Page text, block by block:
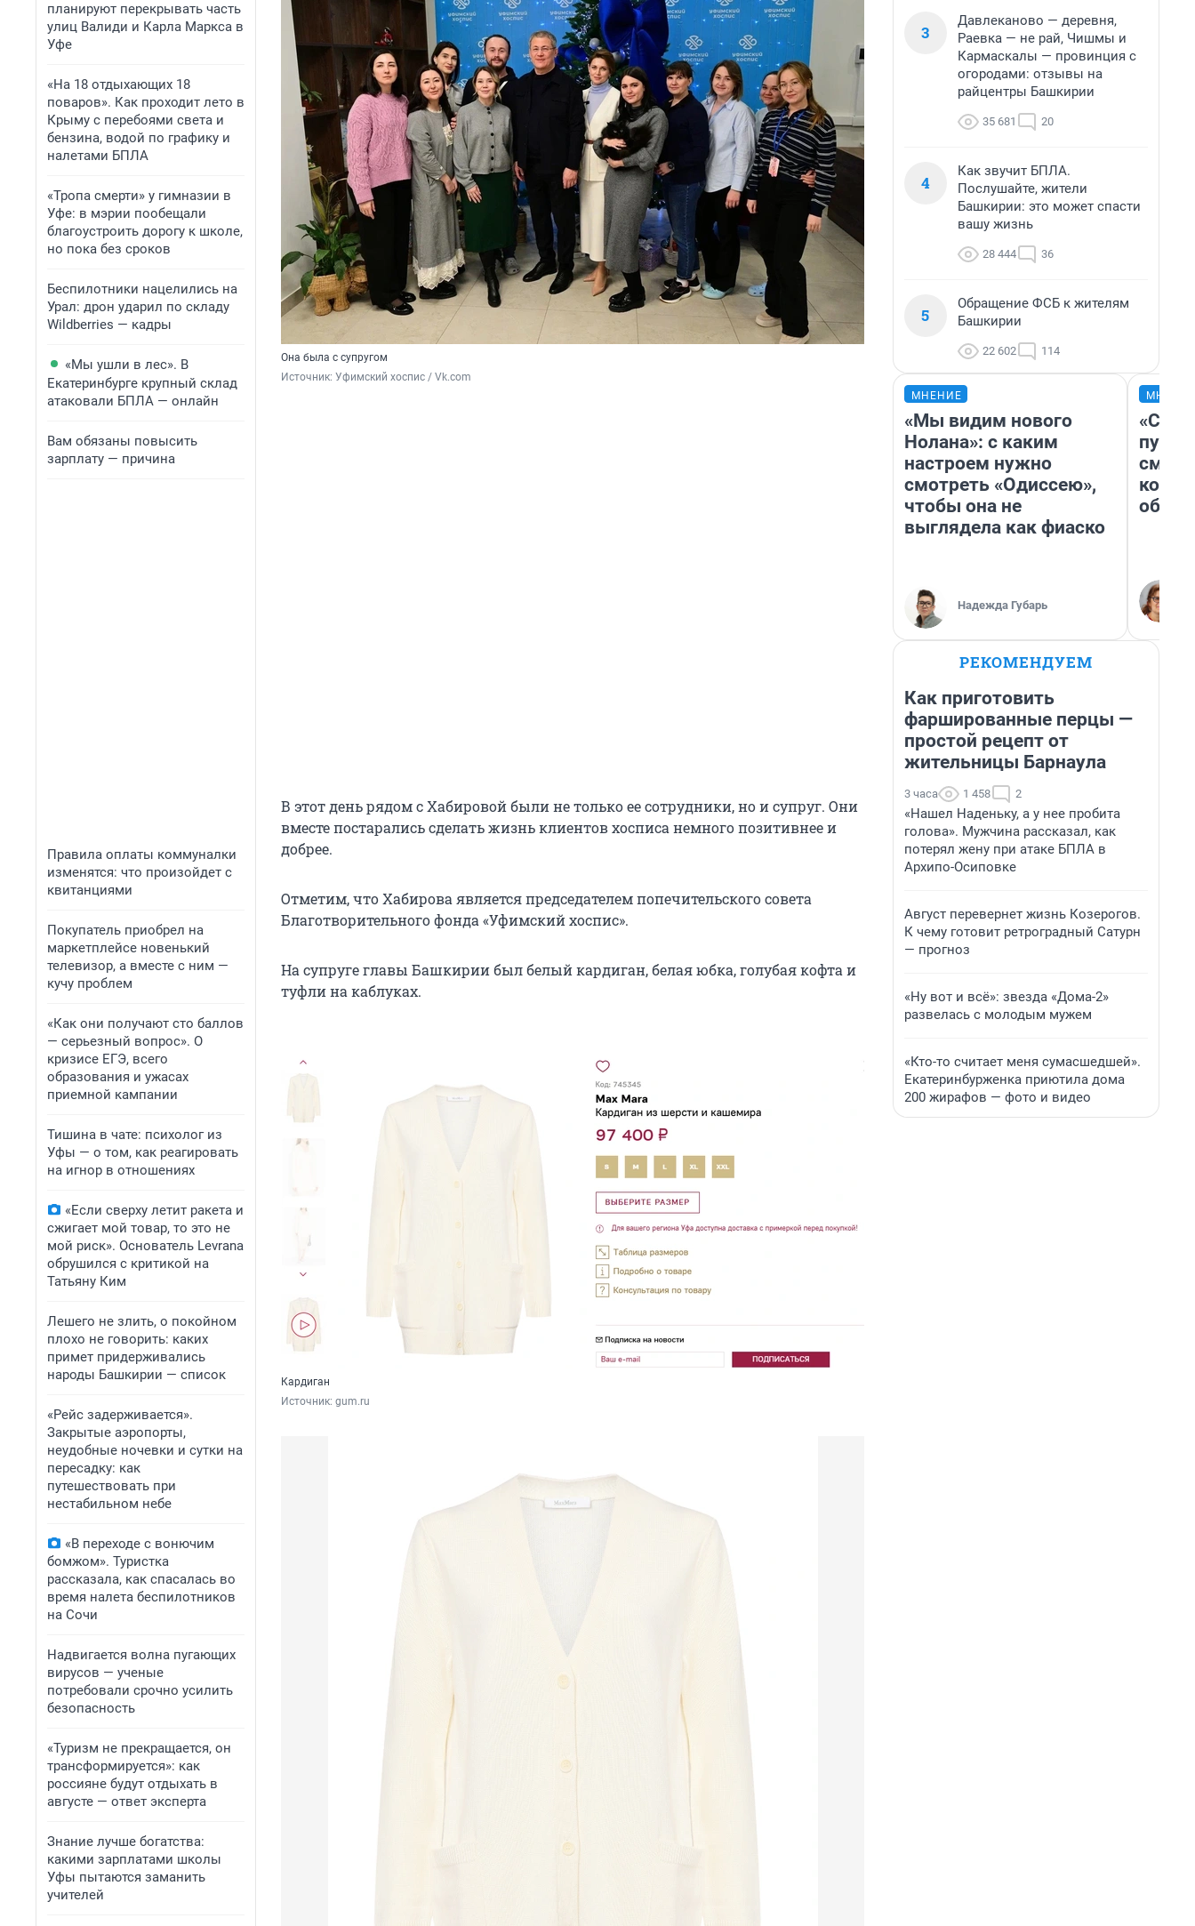
планируют перекрывать часть
улиц Валиди и Карла Маркса в
Уфе
«На 18 отдыхающих 18
поваров». Как проходит лето в
Крыму с перебоями света и
бензина, водой по графику и
налетами БПЛА
«Тропа смерти» у гимназии в
Уфе: в мэрии пообещали
благоустроить дорогу к школе,
но пока без сроков
Беспилотники нацелились на
Урал: дрон ударил по складу
Wildberries — кадры
«Мы ушли в лес». В
Екатеринбурге крупный склад
атаковали БПЛА — онлайн
Вам обязаны повысить
зарплату — причина
Правила оплаты коммуналки
изменятся: что произойдет с
квитанциями
Покупатель приобрел на
маркетплейсе новенький
телевизор, а вместе с ним —
кучу проблем
«Как они получают сто баллов
— серьезный вопрос». О
кризисе ЕГЭ, всего
образования и ужасах
приемной кампании
Тишина в чате: психолог из
Уфы — о том, как реагировать
на игнор в отношениях
«Если сверху летит ракета и
сжигает мой товар, то это не
мой риск». Основатель Levrana
обрушился с критикой на
Татьяну Ким
Лешего не злить, о покойном
плохо не говорить: каких
примет придерживались
народы Башкирии — список
«Рейс задерживается».
Закрытые аэропорты,
неудобные ночевки и сутки на
пересадку: как
путешествовать при
нестабильном небе
«В переходе с вонючим
бомжом». Туристка
рассказала, как спасалась во
время налета беспилотников
на Сочи
Надвигается волна пугающих
вирусов — ученые
потребовали срочно усилить
безопасность
«Туризм не прекращается, он
трансформируется»: как
россияне будут отдыхать в
августе — ответ эксперта
Знание лучше богатства:
какими зарплатами школы
Уфы пытаются заманить
учителей
Она была с супругом
Источник: Уфимский хоспис / Vk.com
В этот день рядом с Хабировой были не только ее сотрудники, но и супруг. Они
вместе постарались сделать жизнь клиентов хосписа немного позитивнее и
добрее.
Отметим, что Хабирова является председателем попечительского совета
Благотворительного фонда «Уфимский хоспис».
На супруге главы Башкирии был белый кардиган, белая юбка, голубая кофта и
туфли на каблуках.
Кардиган
Источник: gum.ru
3
Давлеканово — деревня,
Раевка — не рай, Чишмы и
Кармаскалы — провинция с
огородами: отзывы на
райцентры Башкирии
35 681 20
4
Как звучит БПЛА.
Послушайте, жители
Башкирии: это может спасти
вашу жизнь
28 444 36
5
Обращение ФСБ к жителям
Башкирии
22 602 114
МНЕНИЕ
«Мы видим нового
Нолана»: с каким
настроем нужно
смотреть «Одиссею»,
чтобы она не
выглядела как фиаско
Надежда Губарь
РЕКОМЕНДУЕМ
Как приготовить
фаршированные перцы —
простой рецепт от
жительницы Барнаула
3 часа 1 458 2
«Нашел Наденьку, а у нее пробита
голова». Мужчина рассказал, как
потерял жену при атаке БПЛА в
Архипо-Осиповке
Август перевернет жизнь Козерогов.
К чему готовит ретроградный Сатурн
— прогноз
«Ну вот и всё»: звезда «Дома-2»
развелась с молодым мужем
«Кто-то считает меня сумасшедшей».
Екатеринбурженка приютила дома
200 жирафов — фото и видео